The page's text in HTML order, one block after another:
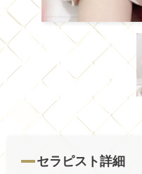
セラピスト詳細